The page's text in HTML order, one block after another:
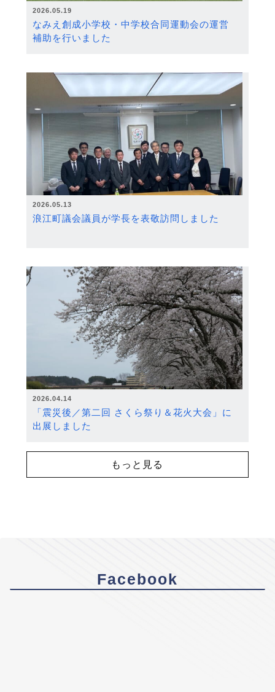
2026.05.19
なみえ創成小学校・中学校合同運動会の運営
補助を行いました
2026.05.13
浪江町議会議員が学長を表敬訪問しました
2026.04.14
「震災後／第二回 さくら祭り＆花火大会」に
出展しました
もっと見る
Facebook